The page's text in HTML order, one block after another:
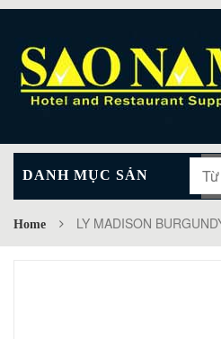
DANH MỤC SẢN
PHẨM
Home LY MADISON